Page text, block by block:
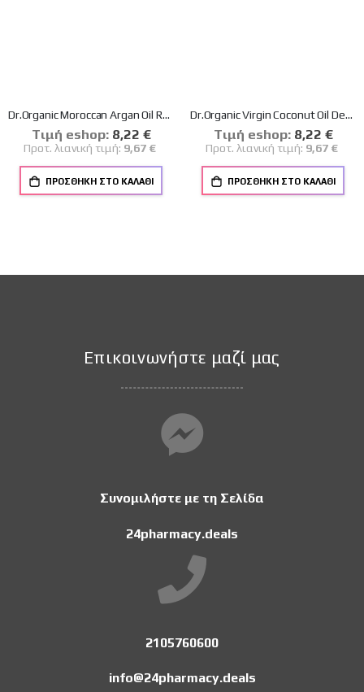
Dr.Organic Moroccan Argan Oil Roll-On Aποσμητικό με Βιολογικό Έλαιο Αργκάν Χωρίς Αλουμίνιο 50ml
Tιμή eshop: Ειδική
Τιμή
8,22 €
Προτ. λιανική τιμή: 9,67 €
ΠΡΟΣΘΉΚΗ ΣΤΟ ΚΑΛΆΘΙ
Dr.Organic Virgin Coconut Oil Deodorant Αποσμητικό με Βιολογικό Έλαιο Καρύδας 50ml
Tιμή eshop: Ειδική
Τιμή
8,22 €
Προτ. λιανική τιμή: 9,67 €
ΠΡΟΣΘΉΚΗ ΣΤΟ ΚΑΛΆΘΙ
Επικοινωνήστε μαζί μας
Συνομιλήστε με τη Σελίδα
24pharmacy.deals
2105760600
info@24pharmacy.deals